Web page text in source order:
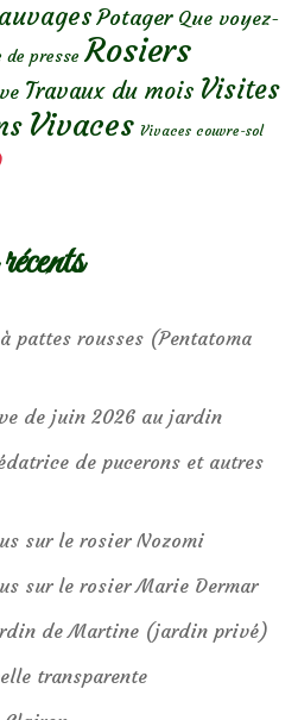
Potager Que voyez-
de presse Rosiers
Travaux du mois Visites
Vivaces Vivaces couvre-sol
pattes rousses (Pentatoma
de juin 2026 au jardin
de pucerons et autres
sur le rosier Nozomi
sur le rosier Marie Dermar
de Martine (jardin privé)
transparente